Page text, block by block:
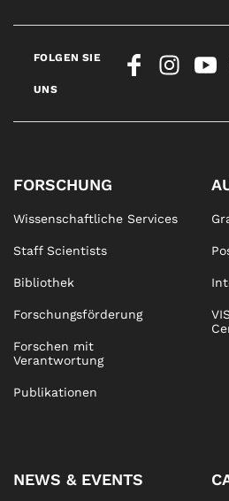
FOLGEN SIE
UNS
FORSCHUNG
Wissenschaftliche Services
Staff Scientists
Bibliothek
Forschungsförderung
Forschen mit
Verantwortung
Publikationen
NEWS & EVENTS